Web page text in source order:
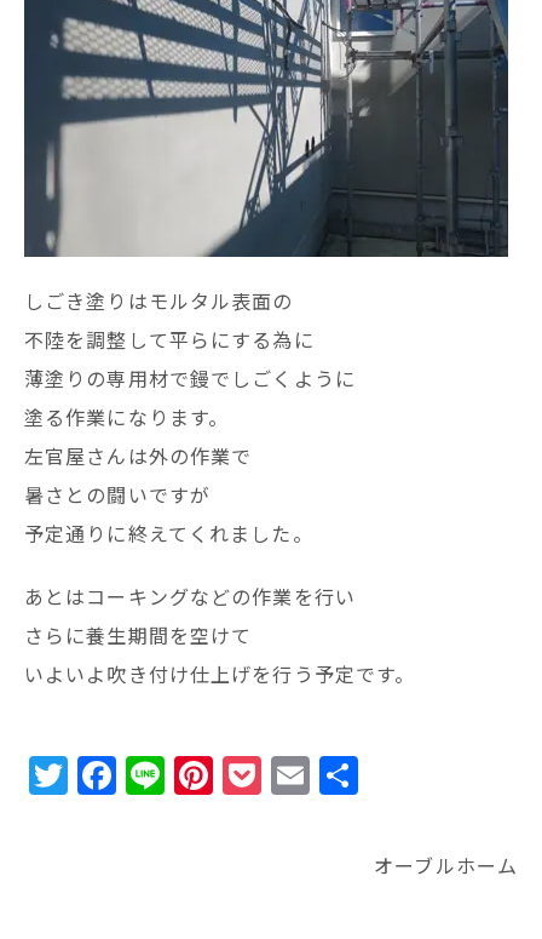
しごき塗りはモルタル表面の
不陸を調整して平らにする為に
薄塗りの専用材で鏝でしごくように
塗る作業になります。
左官屋さんは外の作業で
暑さとの闘いですが
予定通りに終えてくれました。
あとはコーキングなどの作業を行い
さらに養生期間を空けて
いよいよ吹き付け仕上げを行う予定です。
T
w
F
a
Li
n
Pi
n
P
o
E
m
オーブルホーム